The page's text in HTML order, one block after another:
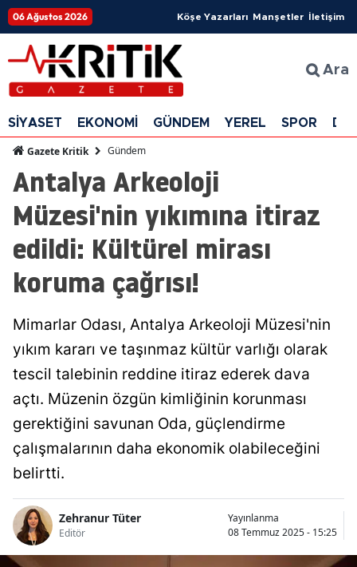
06 Ağustos 2026 Köşe Yazarları Manşetler İletişim
Ara
SİYASET EKONOMİ GÜNDEM YEREL SPOR
Gazete Kritik Gündem
Antalya Arkeoloji
Müzesi'nin yıkımına itiraz
edildi: Kültürel mirası
koruma çağrısı!
Mimarlar Odası, Antalya Arkeoloji Müzesi'nin
yıkım kararı ve taşınmaz kültür varlığı olarak
tescil talebinin reddine itiraz ederek dava
açtı. Müzenin özgün kimliğinin korunması
gerektiğini savunan Oda, güçlendirme
çalışmalarının daha ekonomik olabileceğini
belirtti.
Zehranur Tüter
Editör
Yayınlanma
08 Temmuz 2025 - 15:25